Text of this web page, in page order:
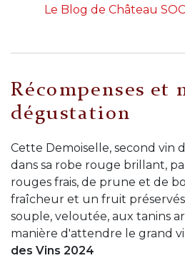
Le Blog de Château
Récompenses et
dégustation
Cette Demoiselle, second vin
dans sa robe rouge brillant,
rouges frais, de prune et de
fraîcheur et un fruit
souple, veloutée, aux tanins
manière d'attendre le grand
des Vins 2024